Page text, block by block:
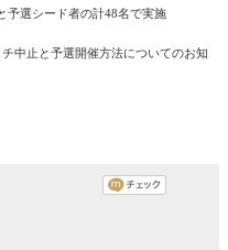
選シード者の計48名で実施
中止と予選開催方法についてのお知